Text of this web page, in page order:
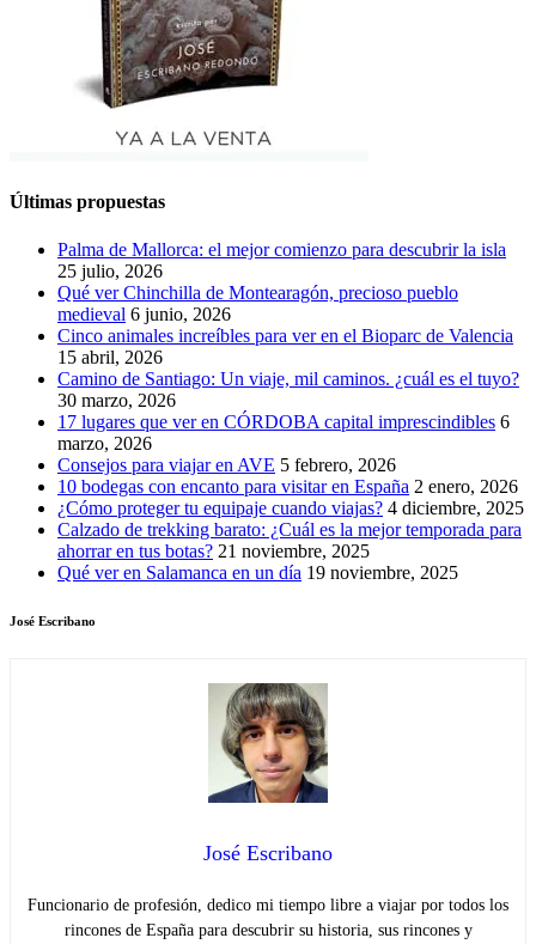
Últimas propuestas
Palma de Mallorca: el mejor comienzo para descubrir la isla
25 julio, 2026
Qué ver Chinchilla de Montearagón, precioso pueblo
medieval 6 junio, 2026
Cinco animales increíbles para ver en el Bioparc de Valencia
15 abril, 2026
Camino de Santiago: Un viaje, mil caminos. ¿cuál es el tuyo?
30 marzo, 2026
17 lugares que ver en CÓRDOBA capital imprescindibles 6
marzo, 2026
Consejos para viajar en AVE 5 febrero, 2026
10 bodegas con encanto para visitar en España 2 enero, 2026
¿Cómo proteger tu equipaje cuando viajas? 4 diciembre, 2025
Calzado de trekking barato: ¿Cuál es la mejor temporada para
ahorrar en tus botas? 21 noviembre, 2025
Qué ver en Salamanca en un día 19 noviembre, 2025
José Escribano
José Escribano
Funcionario de profesión, dedico mi tiempo libre a viajar por todos los
rincones de España para descubrir su historia, sus rincones y